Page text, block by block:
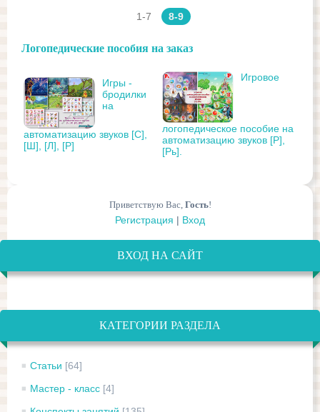
1-7 8-9
Логопедические пособия на заказ
Игры -
бродилки
на
автоматизацию звуков [С],
[Ш], [Л], [Р]
Игровое
логопедическое пособие на
автоматизацию звуков [Р],
[Рь].
Приветствую Вас, Гость!
Регистрация | Вход
ВХОД НА САЙТ
КАТЕГОРИИ РАЗДЕЛА
Статьи [64]
Мастер - класс [4]